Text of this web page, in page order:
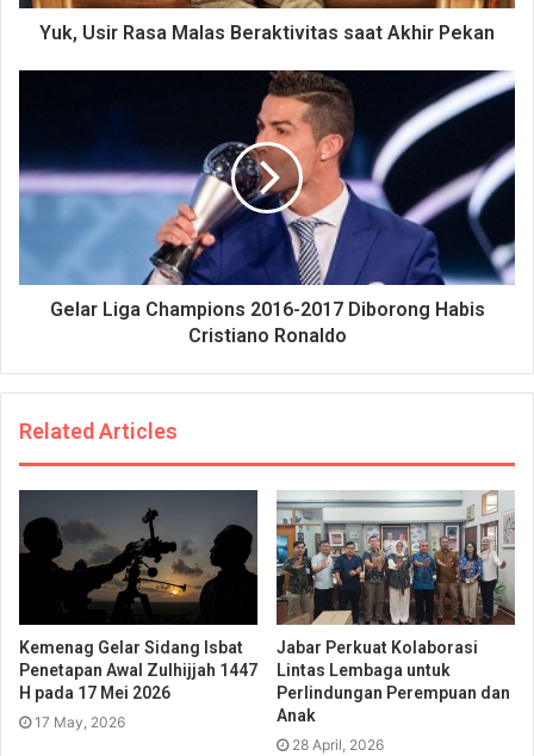
Yuk, Usir Rasa Malas Beraktivitas saat Akhir Pekan
Gelar Liga Champions 2016-2017 Diborong Habis
Cristiano Ronaldo
Related Articles
Kemenag Gelar Sidang Isbat
Penetapan Awal Zulhijjah 1447
H pada 17 Mei 2026
17 May, 2026
Jabar Perkuat Kolaborasi
Lintas Lembaga untuk
Perlindungan Perempuan dan
Anak
28 April, 2026